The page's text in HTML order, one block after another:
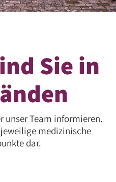
Sie in
unser Team informieren.
medizinische
dar.